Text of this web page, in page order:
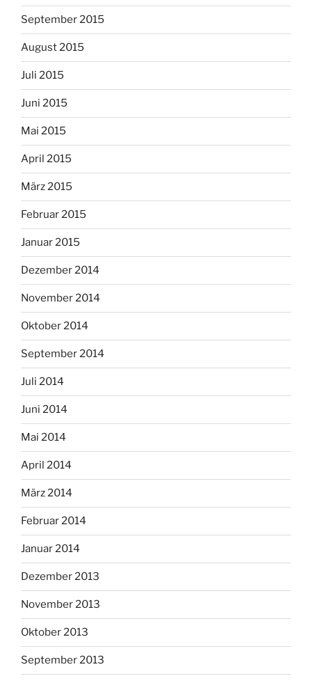
September 2015
August 2015
Juli 2015
Juni 2015
Mai 2015
April 2015
März 2015
Februar 2015
Januar 2015
Dezember 2014
November 2014
Oktober 2014
September 2014
Juli 2014
Juni 2014
Mai 2014
April 2014
März 2014
Februar 2014
Januar 2014
Dezember 2013
November 2013
Oktober 2013
September 2013